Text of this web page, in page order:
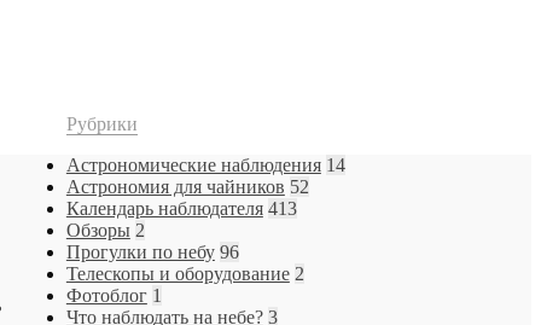
Рубрики
Астрономические наблюдения 14
Астрономия для чайников 52
Календарь наблюдателя 413
Обзоры 2
Прогулки по небу 96
Телескопы и оборудование 2
Фотоблог 1
Что наблюдать на небе? 3